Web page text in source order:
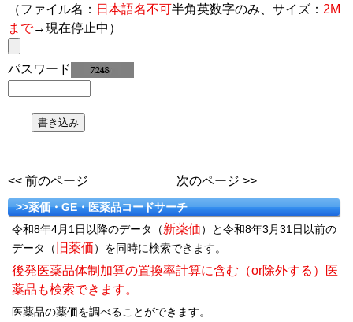
（ファイル名： 日本語名不可半角英数字のみ、サイズ： 2M
まで→現在停止中）
パスワード
<< 前のページ 次のページ >>
>>薬価・GE・医薬品コードサーチ
令和8年4月1日以降のデータ（新薬価）と令和8年3月31日以前の
データ（ 旧薬価）を同時に検索できます。
後発医薬品体制加算の置換率計算に含む（or除外する）医
薬品も検索できます。
医薬品の薬価を調べることができます。